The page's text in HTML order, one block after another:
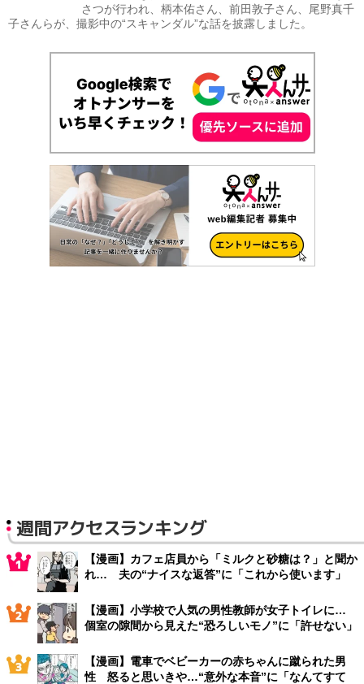
さつが行われ、柄本佑さん、前田敦子さん、尾野真千
子さんらが、撮影中の“スキャンダル”な話を披露しました。
週間アクセスランキング
【漫画】カフェ店員から「ミルクと砂糖は？」と聞か
れ… 夫の“ナイスな返答”に「これから使います」
【漫画】小学校で人気の男性教師が女子トイレに…
個室の隙間から見えた“恐ろしいモノ”に「許せない」
【漫画】電車でベビーカーの赤ちゃんに蹴られた男
性 怒ると思いきや…“意外な本音”に「なんてすて